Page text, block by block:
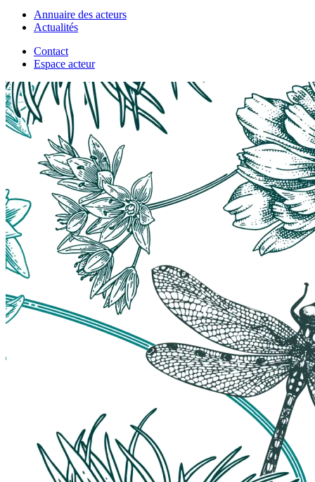
Annuaire des acteurs
Actualités
Contact
Espace acteur